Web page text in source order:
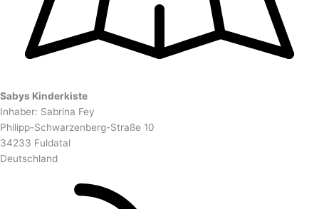
Sabys Kinderkiste
Inhaber: Sabrina Fey
Philipp-Schwarzenberg-Straße 10
34233 Fuldatal
Deutschland